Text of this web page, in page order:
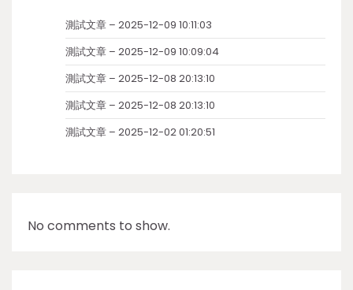
測試文章 – 2025-12-09 10:11:03
測試文章 – 2025-12-09 10:09:04
測試文章 – 2025-12-08 20:13:10
測試文章 – 2025-12-08 20:13:10
測試文章 – 2025-12-02 01:20:51
No comments to show.